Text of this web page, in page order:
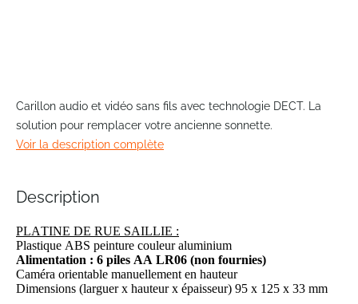
to
the
beginning
of
gallery
Carillon audio et vidéo sans fils avec technologie DECT. La
solution pour remplacer votre ancienne sonnette.
Voir la description complète
Description
PLATINE DE RUE SAILLIE :
Plastique ABS peinture couleur aluminium
Alimentation : 6 piles AA LR06 (non fournies)
Caméra orientable manuellement en hauteur
Dimensions (larguer x hauteur x épaisseur) 95 x 125 x 33 mm